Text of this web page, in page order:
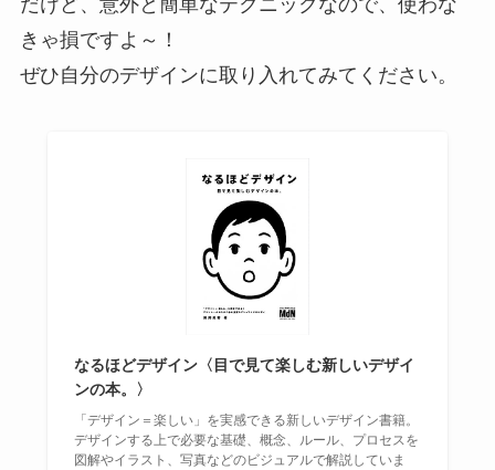
きゃ損ですよ～！
ぜひ自分のデザインに取り入れてみてください。
なるほどデザイン〈目で見て楽しむ新しいデザイ
ンの本。〉
「デザイン＝楽しい」を実感できる新しいデザイン書籍。
デザインする上で必要な基礎、概念、ルール、プロセスを
図解やイラスト、写真などのビジュアルで解説していま